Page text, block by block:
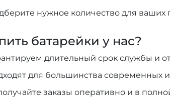
нужное количество для ваших
батарейки у нас?
длительный срок службы и
для большинства современных
заказы оперативно и в